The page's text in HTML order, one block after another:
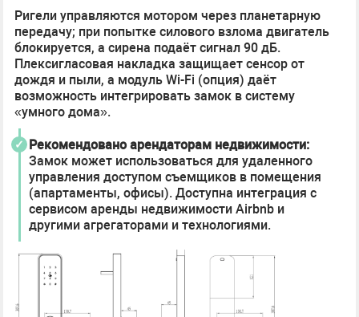
Ригели управляются мотором через планетарную
передачу; при попытке силового взлома двигатель
блокируется, а сирена подаёт сигнал 90 дБ.
Плексигласовая накладка защищает сенсор от
дождя и пыли, а модуль Wi-Fi (опция) даёт
возможность интегрировать замок в систему
«умного дома».
Рекомендовано арендаторам недвижимости:
Замок может использоваться для удаленного
управления доступом съемщиков в помещения
(апартаменты, офисы). Доступна интеграция с
сервисом аренды недвижимости Airbnb и
другими агрегаторами и технологиями.